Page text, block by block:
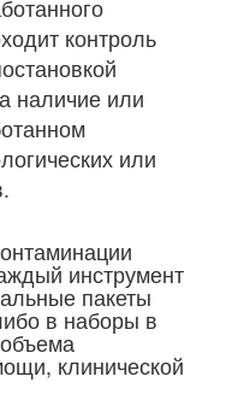
контроль
наличие или
или
инструмент
пакеты
в наборы в
клинической